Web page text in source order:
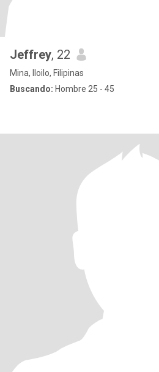
Jeffrey, 22
Mina, Iloilo, Filipinas
Buscando: Hombre 25 - 45